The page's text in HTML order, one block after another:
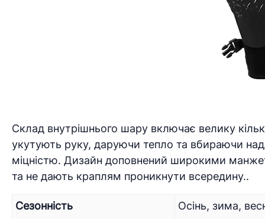
Склад внутрішнього шару включає велику
укутують руку, даруючи тепло та вбираючи
міцністю. Дизайн доповнений широкими
та не дають краплям проникнути всередину..
Сезонність Осінь, зима,